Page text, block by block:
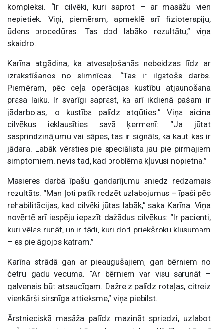
kompleksi. “Ir cilvēki, kuri saprot – ar masāžu vien
nepietiek. Viņi, piemēram, apmeklē arī fizioterapiju,
ūdens procedūras. Tas dod labāko rezultātu,” viņa
skaidro.
Karīna atgādina, ka atveseļošanās nebeidzas līdz ar
izrakstīšanos no slimnīcas. “Tas ir ilgstošs darbs.
Piemēram, pēc ceļa operācijas kustību atjaunošana
prasa laiku. Ir svarīgi saprast, ka arī ikdienā pašam ir
jādarbojas, jo kustība palīdz atgūties.” Viņa aicina
cilvēkus ieklausīties savā ķermenī: “Ja jūtat
sasprindzinājumu vai sāpes, tas ir signāls, ka kaut kas ir
jādara. Labāk vērsties pie speciālista jau pie pirmajiem
simptomiem, nevis tad, kad problēma kļuvusi nopietna.”
Masieres darbā īpašu gandarījumu sniedz redzamais
rezultāts. “Man ļoti patīk redzēt uzlabojumus – īpaši pēc
rehabilitācijas, kad cilvēki jūtas labāk,” saka Karīna. Viņa
novērtē arī iespēju iepazīt dažādus cilvēkus: “Ir pacienti,
kuri vēlas runāt, un ir tādi, kuri dod priekšroku klusumam
– es pielāgojos katram.”
Karīna strādā gan ar pieaugušajiem, gan bērniem no
četru gadu vecuma. “Ar bērniem var visu sarunāt –
galvenais būt atsaucīgam. Dažreiz palīdz rotaļas, citreiz
vienkārši sirsnīga attieksme,” viņa piebilst.
Ārstnieciskā masāža palīdz mazināt spriedzi, uzlabot